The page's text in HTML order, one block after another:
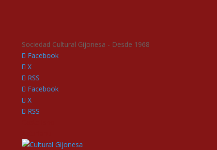
Sociedad Cultural Gijonesa - Desde 1968
Facebook
X
RSS
Facebook
X
RSS